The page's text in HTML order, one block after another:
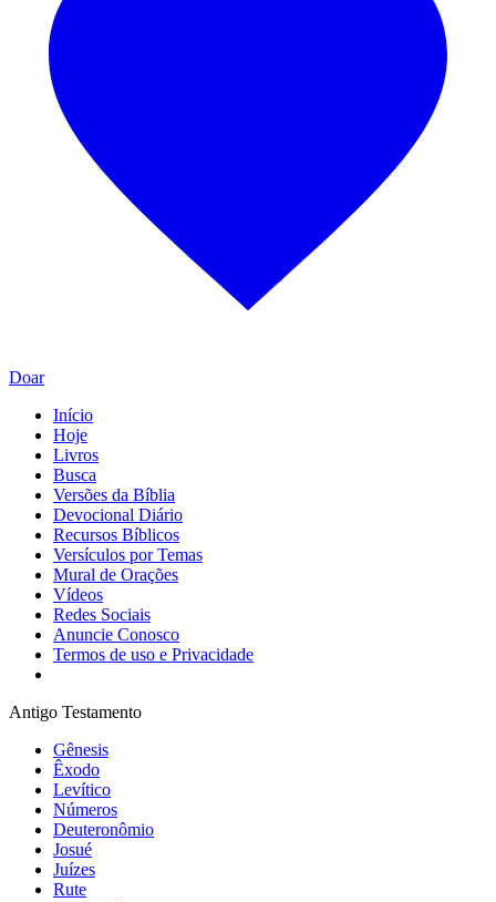
Doar
Início
Hoje
Livros
Busca
Versões da Bíblia
Devocional Diário
Recursos Bíblicos
Versículos por Temas
Mural de Orações
Vídeos
Redes Sociais
Anuncie Conosco
Termos de uso e Privacidade
Antigo Testamento
Gênesis
Êxodo
Levítico
Números
Deuteronômio
Josué
Juízes
Rute